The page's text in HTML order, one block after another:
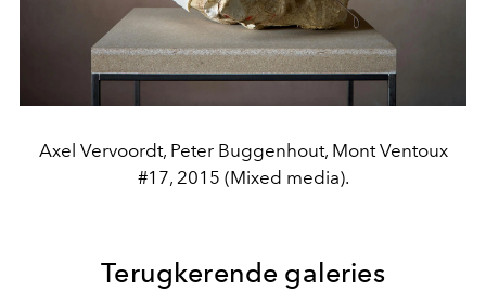
Axel Vervoordt, Peter Buggenhout, Mont Ventoux
#17, 2015 (Mixed media).
Terugkerende galeries